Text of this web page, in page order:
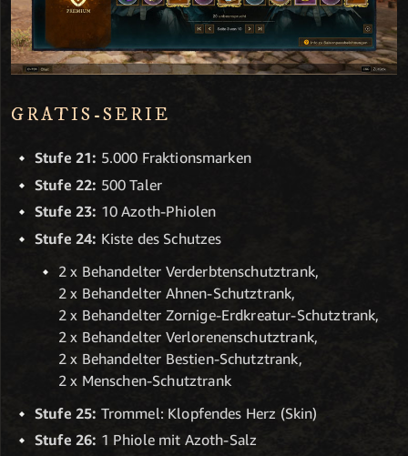
GRATIS-SERIE
Stufe 21: 5.000 Fraktionsmarken
Stufe 22: 500 Taler
Stufe 23: 10 Azoth-Phiolen
Stufe 24: Kiste des Schutzes
2 x Behandelter Verderbtenschutztrank,
2 x Behandelter Ahnen-Schutztrank,
2 x Behandelter Zornige-Erdkreatur-Schutztrank,
2 x Behandelter Verlorenenschutztrank,
2 x Behandelter Bestien-Schutztrank,
2 x Menschen-Schutztrank
Stufe 25: Trommel: Klopfendes Herz (Skin)
Stufe 26: 1 Phiole mit Azoth-Salz